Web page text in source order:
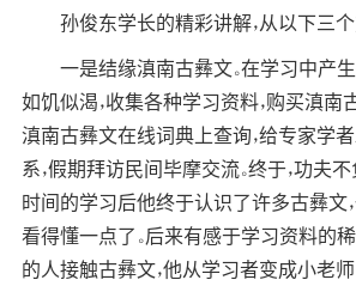
孙俊东学长的精彩讲解，从以下三个
一是结缘滇南古彝文。在学习中产
如饥似渴，收集各种学习资料，购买滇南
滇南古彝文在线词典上查询，给专家学
系，假期拜访民间毕摩交流。终于，功夫
时间的学习后他终于认识了许多古彝文
看得懂一点了。后来有感于学习资料的
的人接触古彝文，他从学习者变成小老师